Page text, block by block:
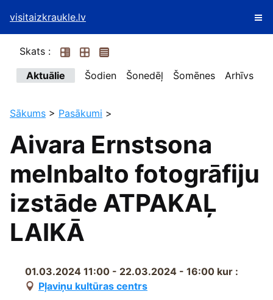
visitaizkraukle.lv
Skats :
Aktuālie
Šodien Šonedēļ Šomēnes Arhīvs
Sākums > Pasākumi >
Aivara Ernstsona
melnbalto fotogrāfiju
izstāde ATPAKAĻ
LAIKĀ
01.03.2024 11:00 - 22.03.2024 - 16:00 kur :
Pļaviņu kultūras centrs